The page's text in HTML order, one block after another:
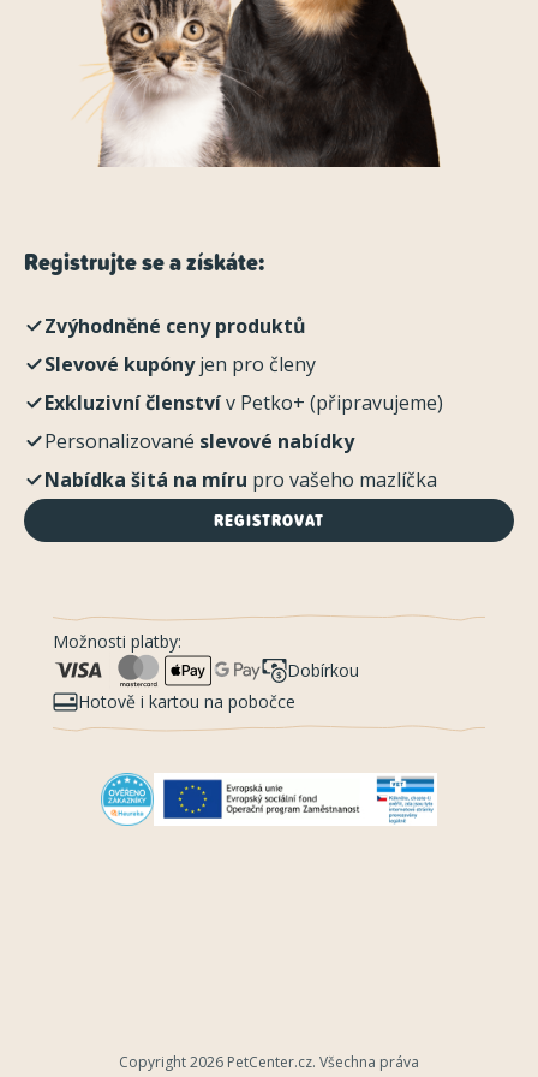
Registrujte se a získáte:
Zvýhodněné ceny produktů
Slevové kupónyjen pro členy
Exkluzivní členstvív Petko+ (připravujeme)
Personalizované slevové nabídky
Nabídka šitá na míru pro vašeho mazlíčka
REGISTROVAT
Možnosti platby:
Dobírkou
Hotově i kartou na pobočce
Copyright 2026 PetCenter.cz. Všechna práva